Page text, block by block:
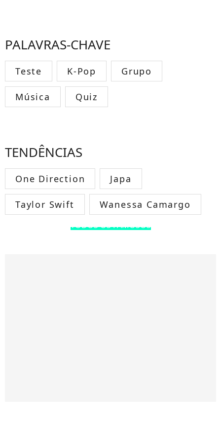
PALAVRAS-CHAVE
Teste K-Pop Grupo
Música Quiz
TENDÊNCIAS
One Direction Japa
Taylor Swift Wanessa Camargo
TODOS OS FAMOSOS